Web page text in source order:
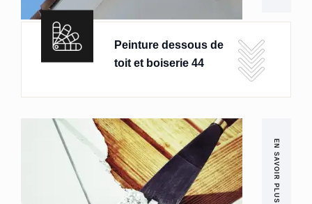
Peinture dessous de
toit et boiserie 44
EN SAVOIR PLUS